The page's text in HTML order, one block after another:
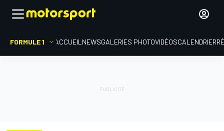
FORMULE 1 ACCUEIL NEWSGALERIES PHOTOVIDÉOSCALENDRIER